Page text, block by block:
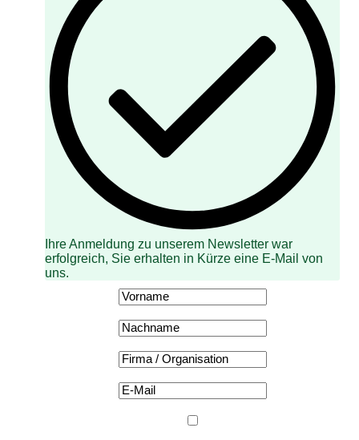
Ihre Anmeldung zu unserem Newsletter war
erfolgreich, Sie erhalten in Kürze eine E-Mail von
uns.